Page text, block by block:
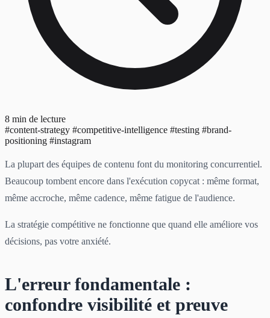
8 min de lecture
#content-strategy #competitive-intelligence #testing #brand-
positioning #instagram
La plupart des équipes de contenu font du monitoring concurrentiel.
Beaucoup tombent encore dans l'exécution copycat : même format,
même accroche, même cadence, même fatigue de l'audience.
La stratégie compétitive ne fonctionne que quand elle améliore vos
décisions, pas votre anxiété.
L'erreur fondamentale :
confondre visibilité et preuve